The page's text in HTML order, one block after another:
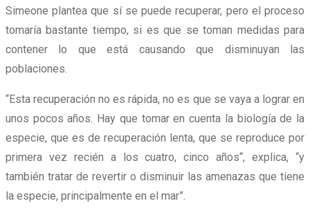
Simeone plantea que sí se puede recuperar, pero el proceso
tomaría bastante tiempo, si es que se toman medidas para
contener lo que está causando que disminuyan las
poblaciones.
“Esta recuperación no es rápida, no es que se vaya a lograr en
unos pocos años. Hay que tomar en cuenta la biología de la
especie, que es de recuperación lenta, que se reproduce por
primera vez recién a los cuatro, cinco años“, explica, “y
también tratar de revertir o disminuir las amenazas que tiene
la especie, principalmente en el mar”.